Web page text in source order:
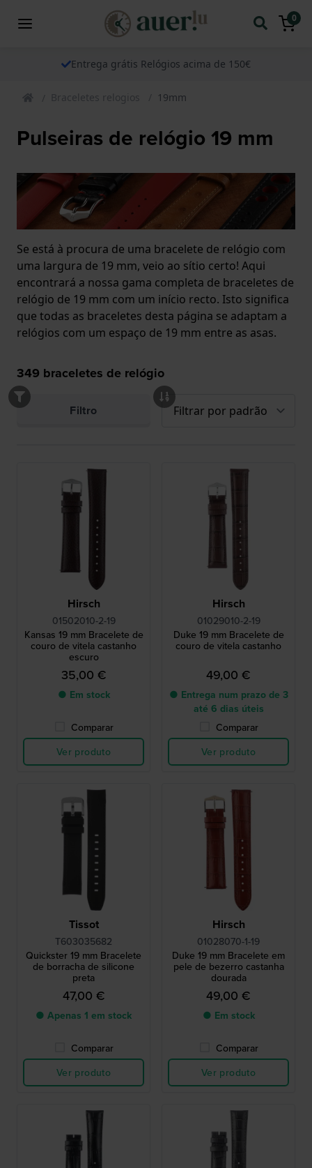
0
Entrega grátis Relógios acima de 150€
Braceletes relogios 19mm
Pulseiras de relógio 19 mm
Se está à procura de uma bracelete de relógio com
uma largura de 19 mm, veio ao sítio certo! Aqui
encontrará a nossa gama completa de braceletes de
relógio de 19 mm com um início recto. Isto significa
que todas as braceletes desta página se adaptam a
relógios com um espaço de 19 mm entre as asas.
349 braceletes de relógio
Filtro
Hirsch
01502010-2-19
Kansas 19 mm Bracelete de
couro de vitela castanho
escuro
35,00 €
● Em stock
Comparar
Ver produto
Hirsch
01029010-2-19
Duke 19 mm Bracelete de
couro de vitela castanho
49,00 €
● Entrega num prazo de 3
até 6 dias úteis
Comparar
Ver produto
Tissot
T603035682
Quickster 19 mm Bracelete
de borracha de silicone
preta
47,00 €
● Apenas 1 em stock
Comparar
Ver produto
Hirsch
01028070-1-19
Duke 19 mm Bracelete em
pele de bezerro castanha
dourada
49,00 €
● Em stock
Comparar
Ver produto